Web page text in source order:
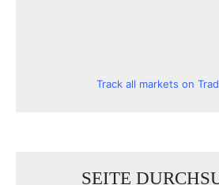
Track all markets on
SEITE